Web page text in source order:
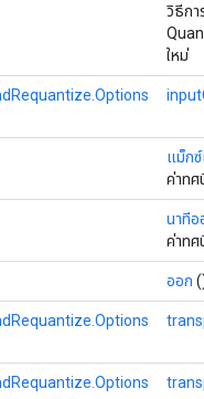
วิธีกา
ใหม่
แม็กซ์
ค่าท
นาทีอ
ค่าทศ
ออก